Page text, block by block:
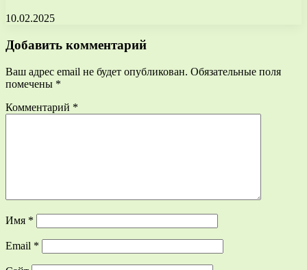
10.02.2025
Добавить комментарий
Ваш адрес email не будет опубликован. Обязательные поля
помечены *
Комментарий *
Имя *
Email *